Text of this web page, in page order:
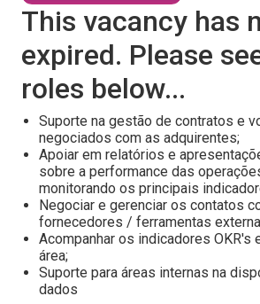
This vacancy has
expired. Please
roles below...
Suporte na gestão de contratos e
negociados com as adquirentes;
Apoiar em relatórios e
sobre a performance das
monitorando os principais
Negociar e gerenciar os contatos
fornecedores / ferramentas
Acompanhar os indicadores OKR's
área;
Suporte para áreas internas na
dados